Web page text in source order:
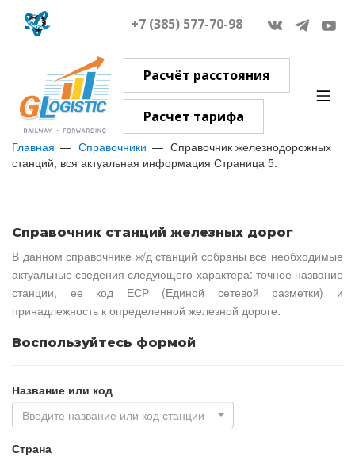
+7 (385) 577-70-98
Расчёт расстояния
Расчет тарифа
Главная Справочники
Справочник железнодорожных
станций, вся актуальная информация Страница 5.
Справочник станций железных дорог
В данном справочнике ж/д станций собраны все необходимые
актуальные сведения следующего характера: точное название
станции, ее код ЕСР (Единой сетевой разметки) и
принадлежность к определенной железной дороге.
Воспользуйтесь формой
Название или код
Введите название или код станции
Страна